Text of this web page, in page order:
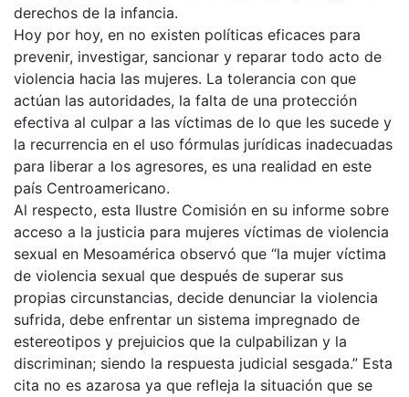
derechos de la infancia.
Hoy por hoy, en no existen políticas eficaces para
prevenir, investigar, sancionar y reparar todo acto de
violencia hacia las mujeres. La tolerancia con que
actúan las autoridades, la falta de una protección
efectiva al culpar a las víctimas de lo que les sucede y
la recurrencia en el uso fórmulas jurídicas inadecuadas
para liberar a los agresores, es una realidad en este
país Centroamericano.
Al respecto, esta Ilustre Comisión en su informe sobre
acceso a la justicia para mujeres víctimas de violencia
sexual en Mesoamérica observó que “la mujer víctima
de violencia sexual que después de superar sus
propias circunstancias, decide denunciar la violencia
sufrida, debe enfrentar un sistema impregnado de
estereotipos y prejuicios que la culpabilizan y la
discriminan; siendo la respuesta judicial sesgada.” Esta
cita no es azarosa ya que refleja la situación que se